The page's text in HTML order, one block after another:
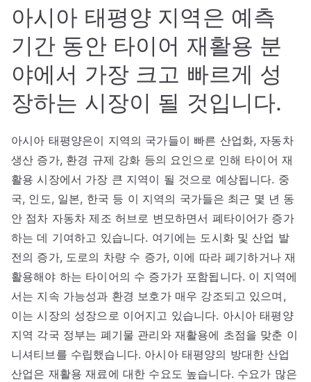
아시아 태평양 지역은 예측
기간 동안 타이어 재활용 분
야에서 가장 크고 빠르게 성
장하는 시장이 될 것입니다.
아시아 태평양은이 지역의 국가들이 빠른 산업화, 자동차
생산 증가, 환경 규제 강화 등의 요인으로 인해 타이어 재
활용 시장에서 가장 큰 지역이 될 것으로 예상됩니다. 중
국, 인도, 일본, 한국 등 이 지역의 국가들은 최근 몇 년 동
안 점차 자동차 제조 허브로 변모하면서 폐타이어가 증가
하는 데 기여하고 있습니다. 여기에는 도시화 및 산업 발
전의 증가, 도로의 차량 수 증가, 이에 따라 폐기하거나 재
활용해야 하는 타이어의 수 증가가 포함됩니다. 이 지역에
서는 지속 가능성과 환경 보호가 매우 강조되고 있으며,
이는 시장의 성장으로 이어지고 있습니다. 아시아 태평양
지역 각국 정부는 폐기물 관리와 재활용에 초점을 맞춘 이
니셔티브를 수립했습니다. 아시아 태평양의 방대한 산업
산업은 재활용 재료에 대한 수요도 높습니다. 수요가 많은